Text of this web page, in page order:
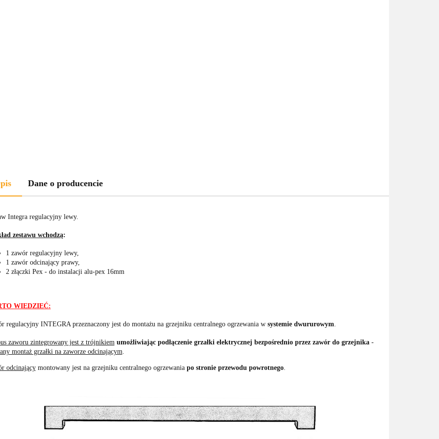
Dane o producencie
Integra regulacyjny lewy.
zestawu wchodzą:
1 zawór regulacyjny lewy,
1 zawór odcinający prawy,
2 złączki Pex - do instalacji alu-pex 16mm
WIEDZIEĆ:
regulacyjny INTEGRA przeznaczony jest do montażu na grzejniku centralnego ogrzewania w systemie dwururowym.
zaworu zintegrowany jest z trójnikiem umożliwiając podłączenie grzałki elektrycznej bezpośrednio przez zawór do grzejnika-
montaż grzałki na zaworze odcinającym.
odcinającymontowany jest na grzejniku centralnego ogrzewania po stronie przewodu powrotnego.